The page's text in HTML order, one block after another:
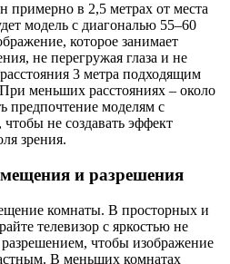
примерно в 2,5 метрах от места
модель с диагональю 55–60
которое занимает
не перегружая глаза и не
3 метра подходящим
меньших расстояниях – около
предпочтение моделям с
не создавать эффект
зрения.
и разрешения
комнаты. В просторных и
телевизор с яркостью не
чтобы изображение
В меньших комнатах